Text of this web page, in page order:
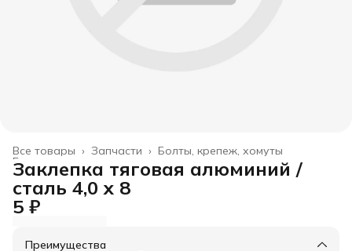
Болты, крепеж, хомуты
Запчасти ›
Все товары ›
Главная
Заклепка тяговая алюминий /
сталь 4,0 x 8
5 ₽
Преимущества